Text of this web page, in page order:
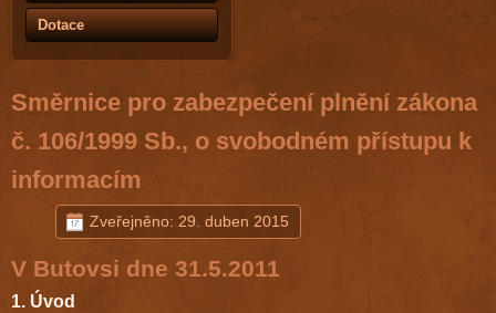
Dotace
Směrnice pro zabezpečení plnění zákona
č. 106/1999 Sb., o svobodném přístupu k
informacím
Zveřejněno: 29. duben 2015
V Butovsi dne 31.5.2011
1. Úvod